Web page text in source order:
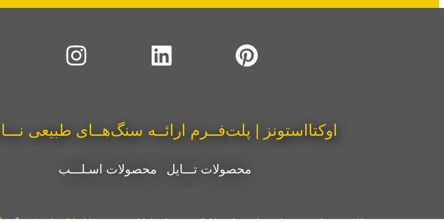
اوکتااستونز | پلت‌فــرم ارائــه سنگ‌هــای طبیعی
محصولات تـــایل محصولات اسـلـــب